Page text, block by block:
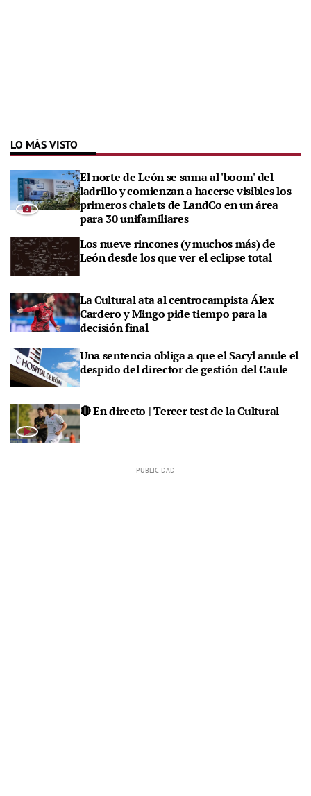
LO MÁS VISTO
El norte de León se suma al 'boom' del
ladrillo y comienzan a hacerse visibles los
primeros chalets de LandCo en un área
para 30 unifamiliares
Los nueve rincones (y muchos más) de
León desde los que ver el eclipse total
La Cultural ata al centrocampista Álex
Cardero y Mingo pide tiempo para la
decisión final
Una sentencia obliga a que el Sacyl anule el
despido del director de gestión del Caule
🔴 En directo | Tercer test de la Cultural